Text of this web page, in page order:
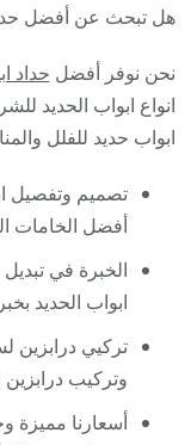
هل تبحث عن أفضل
نحن نوفر أفضل حداد
انواع ابواب الحديد
ابواب حديد للفلل
تصميم وتفصيل
أفضل الخامات
الخبرة في
ابواب الحديد
تركيي درابزين
وتركيب
أسعارنا مميزة